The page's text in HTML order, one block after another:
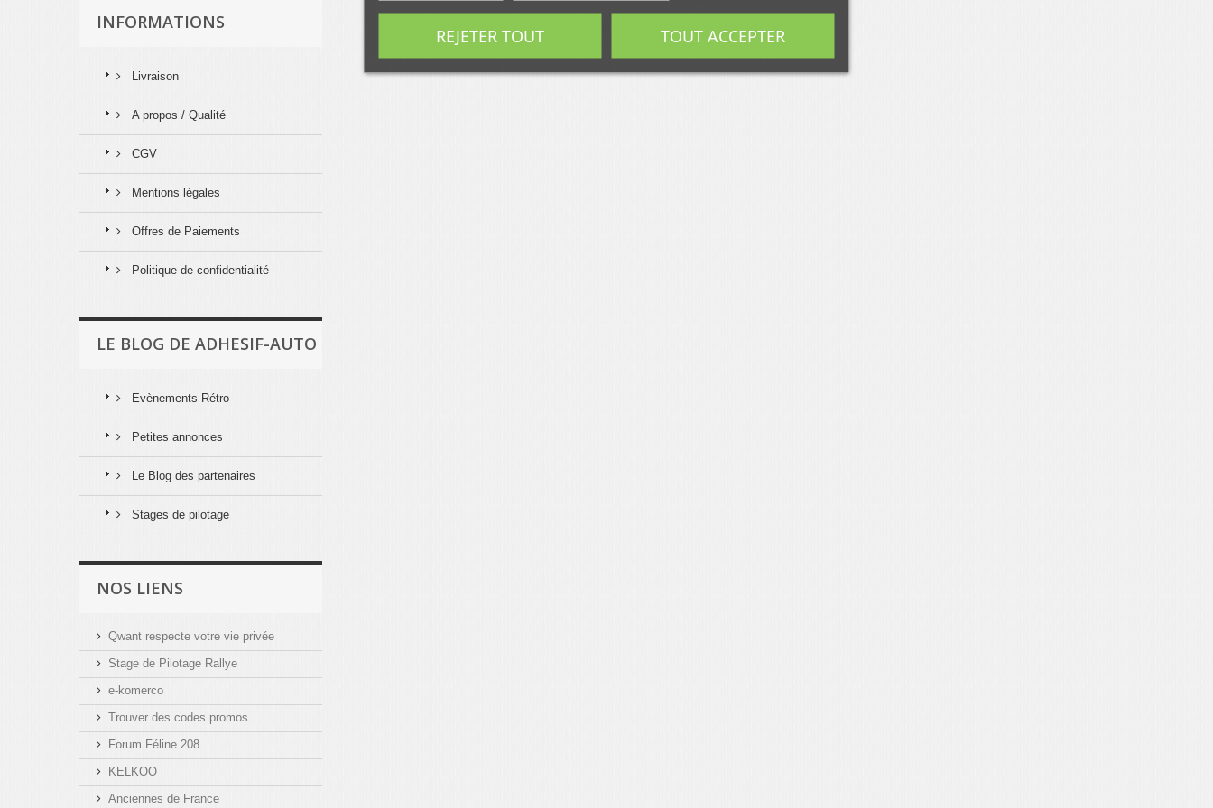
INFORMATIONS
Livraison
A propos / Qualité
CGV
Mentions légales
Offres de Paiements
Politique de confidentialité
LE BLOG DE ADHESIF-AUTO
Evènements Rétro
Petites annonces
Le Blog des partenaires
Stages de pilotage
NOS LIENS
Qwant respecte votre vie privée
Stage de Pilotage Rallye
e-komerco
Trouver des codes promos
Forum Féline 208
KELKOO
Anciennes de France
REJETER TOUT TOUT ACCEPTER